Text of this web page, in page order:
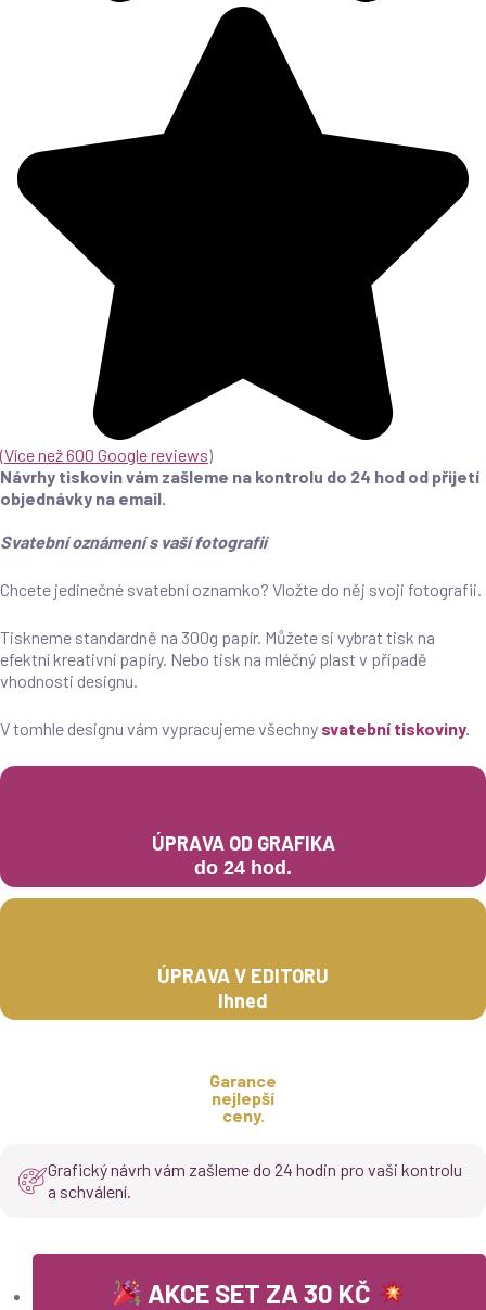
(Více než 600 Google reviews)
Návrhy tiskovin vám zašleme na kontrolu do 24 hod od přijetí
objednávky na email.
Svatební oznámení s vaší fotografií
Chcete jedinečné svatební oznamko? Vložte do něj svoji fotografii.
Tiskneme standardně na 300g papír. Můžete si vybrat tisk na
efektní kreativní papíry. Nebo tisk na mléčný plast v případě
vhodnosti designu.
V tomhle designu vám vypracujeme všechny svatební tiskoviny.
ÚPRAVA OD GRAFIKA
do 24 hod.
ÚPRAVA V EDITORU
Ihned
Garance
nejlepší
ceny.
Grafický návrh vám zašleme do 24 hodin pro vaši kontrolu
a schválení.
AKCE SET ZA 30 KČ